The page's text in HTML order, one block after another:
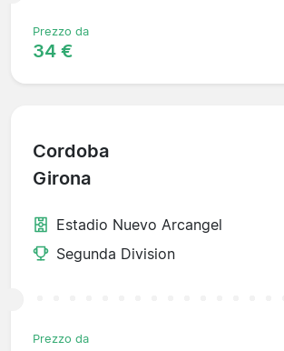
Prezzo da
34 €
Cordoba
Girona
Estadio Nuevo Arcangel
Segunda Division
Prezzo da